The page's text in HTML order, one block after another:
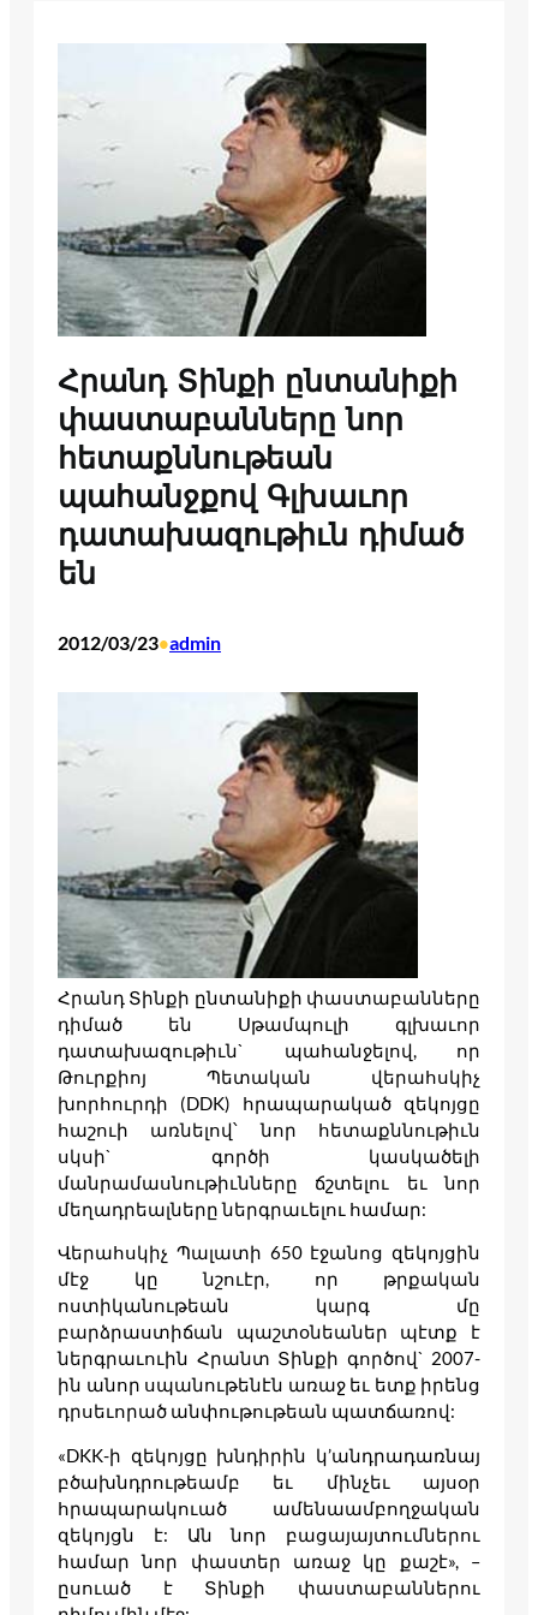
Հրանդ Տինքի ընտանիքի
փաստաբանները նոր
հետաքննութեան
պահանջքով Գլխաւոր
դատախազութիւն դիմած
են
2012/03/23•admin
Հրանդ Տինքի ընտանիքի փաստաբանները
դիմած են Սթամպուլի գլխաւոր
դատախազութիւն` պահանջելով, որ
Թուրքիոյ Պետական վերահսկիչ
խորհուրդի (DDK) հրապարակած զեկոյցը
հաշուի առնելով՝ նոր հետաքննութիւն
սկսի` գործի կասկածելի
մանրամասնութիւնները ճշտելու եւ նոր
մեղադրեալները ներգրաւելու համար:
Վերահսկիչ Պալատի 650 էջանոց զեկոյցին
մէջ կը նշուէր, որ թրքական
ոստիկանութեան կարգ մը
բարձրաստիճան պաշտօնեաներ պէտք է
ներգրաւուին Հրանտ Տինքի գործով` 2007-
ին անոր սպանութենէն առաջ եւ ետք իրենց
դրսեւորած անփութութեան պատճառով:
«DKK-ի զեկոյցը խնդիրին կ’անդրադառնայ
բծախնդրութեամբ եւ մինչեւ այսօր
հրապարակուած ամենաամբողջական
զեկոյցն է: Ան նոր բացայայտումներու
համար նոր փաստեր առաջ կը քաշէ», –
ըսուած է Տինքի փաստաբաններու